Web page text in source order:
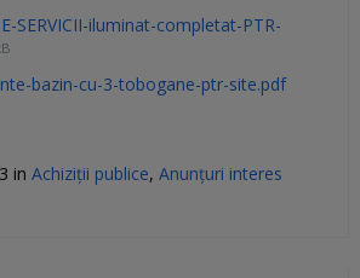
SERVICII-iluminat-completat-PTR-
bazin-cu-3-tobogane-ptr-site.pdf
in Achiziții publice, Anunțuri interes